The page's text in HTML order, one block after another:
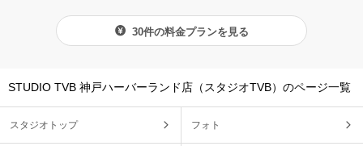
30件の料金プランを見る
STUDIO TVB 神戸ハーバーランド店（スタジオTVB）のページ一覧
スタジオトップ フォト